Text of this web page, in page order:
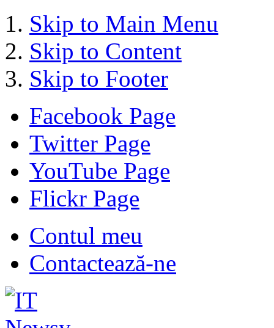
Skip to Main Menu
Skip to Content
Skip to Footer
Facebook Page
Twitter Page
YouTube Page
Flickr Page
Contul meu
Contactează-ne